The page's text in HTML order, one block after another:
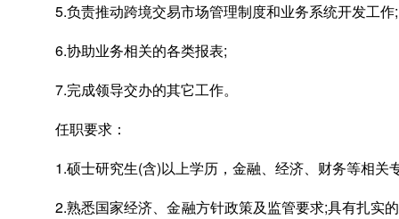
5.负责推动跨境交易市场管理制度和业务系统开发工作;
6.协助业务相关的各类报表;
7.完成领导交办的其它工作。
任职要求：
1.硕士研究生(含)以上学历，金融、经济、财务等相关
2.熟悉国家经济、金融方针政策及监管要求;具有扎实